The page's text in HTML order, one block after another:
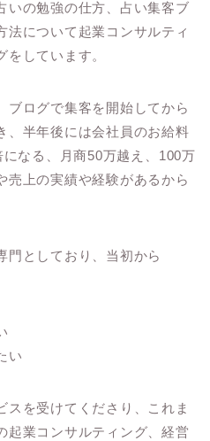
いの勉強の仕方、占い集客ブ
法について起業コンサルティ
しています。
ブログで集客を開始してから
、半年後には会社員のお給料
なる、月商50万越え、100万
売上の実績や経験があるから
門としており、当初から
い
スを受けてくださり、これま
起業コンサルティング、経営